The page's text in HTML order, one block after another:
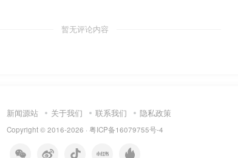
暂无评论内容
新闻源站 关于我们 联系我们 隐私政策
Copyright © 2016-2026 · 粤ICP备16079755号-4